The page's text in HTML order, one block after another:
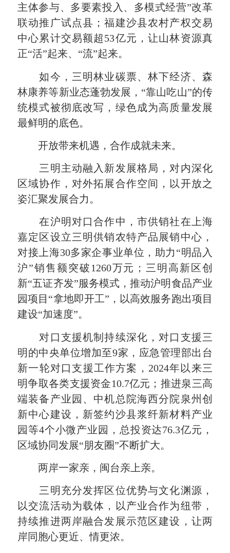
主体参与、多要素投入、多模式经营”改革
联动推广试点县；福建沙县农村产权交易
中心累计交易额超53亿元，让山林资源真
正“活”起来、“流”起来。
如今，三明林业碳票、林下经济、森
林康养等新业态蓬勃发展，“靠山吃山”的传
统模式被彻底改写，绿色成为高质量发展
最鲜明的底色。
开放带来机遇，合作成就未来。
三明主动融入新发展格局，对内深化
区域协作，对外拓展合作空间，以开放之
姿汇聚发展合力。
在沪明对口合作中，市供销社在上海
嘉定区设立三明供销农特产品展销中心，
对接上海30多家企事业单位，助力“明品入
沪”销售额突破1260万元；三明高新区创
新“五证齐发”服务模式，推动沪明食品产业
园项目“拿地即开工”，以高效服务跑出项目
建设“加速度”。
对口支援机制持续深化，对口支援三
明的中央单位增加至9家，应急管理部出台
新一轮对口支援工作方案，2024年以来三
明争取各类支援资金10.7亿元；推进泉三高
端装备产业园、中机总院海西分院泉州创
新中心建设，新签约沙县浆纤新材料产业
园等4个小微产业园，总投资达76.3亿元，
区域协同发展“朋友圈”不断扩大。
两岸一家亲，闽台亲上亲。
三明充分发挥区位优势与文化渊源，
以交流活动为载体，以产业合作为纽带，
持续推进两岸融合发展示范区建设，让两
岸同胞心更近、情更浓。